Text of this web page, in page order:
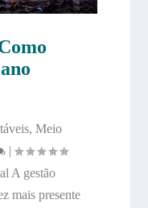
, Meio
|
A gestão
mais presente